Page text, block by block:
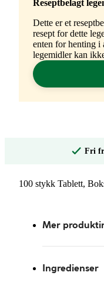
Reseptbelagt
Dette er et
resept for dette
enten for henting i
legemidler kan
Fri
100 stykk Tablett,
Mer
Ingredienser